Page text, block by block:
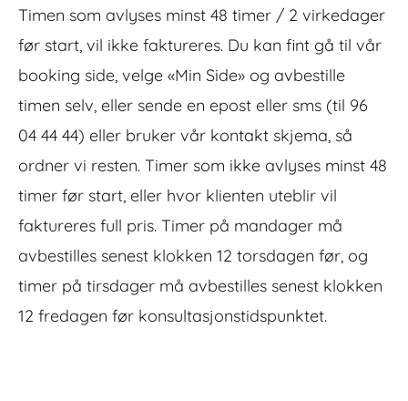
Timen som avlyses minst 48 timer / 2 virkedager
før start, vil ikke faktureres. Du kan fint gå til vår
booking side, velge «Min Side» og avbestille
timen selv, eller sende en epost eller sms (til 96
04 44 44) eller bruker vår kontakt skjema, så
ordner vi resten. Timer som ikke avlyses minst 48
timer før start, eller hvor klienten uteblir vil
faktureres full pris. Timer på mandager må
avbestilles senest klokken 12 torsdagen før, og
timer på tirsdager må avbestilles senest klokken
12 fredagen før konsultasjonstidspunktet.